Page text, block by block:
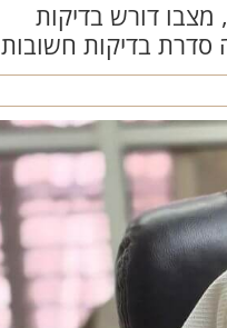
דורש בדיקות
סדרת בדיקות חשובות